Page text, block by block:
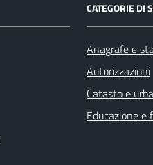
CATEGORIE DI
Anagrafe e
Autorizzazioni
Catasto e
Educazione e